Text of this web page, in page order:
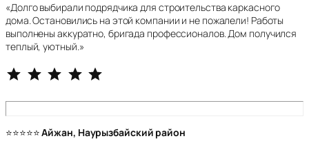
«Долго выбирали подрядчика для строительства каркасного
дома. Остановились на этой компании и не пожалели! Работы
выполнены аккуратно, бригада профессионалов. Дом получился
теплый, уютный.»
⭐⭐ ⭐
⭐⭐⭐⭐⭐Айжан, Наурызбайский район